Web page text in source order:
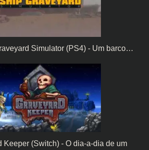
Simulator (PS4) - Um barco…
Keeper (Switch) - O dia-a-dia de um